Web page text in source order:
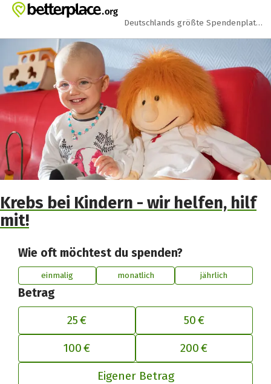
Zum Hauptinhalt springen
Erklärung zur Barrierefreiheit anzeigen
Deutschlands größte Spendenplattform
Krebs bei Kindern - wir helfen, hilf
mit!
Wie oft möchtest du spenden?
einmalig monatlich jährlich
Betrag
25 €
50 €
100 € 200 €
Eigener Betrag